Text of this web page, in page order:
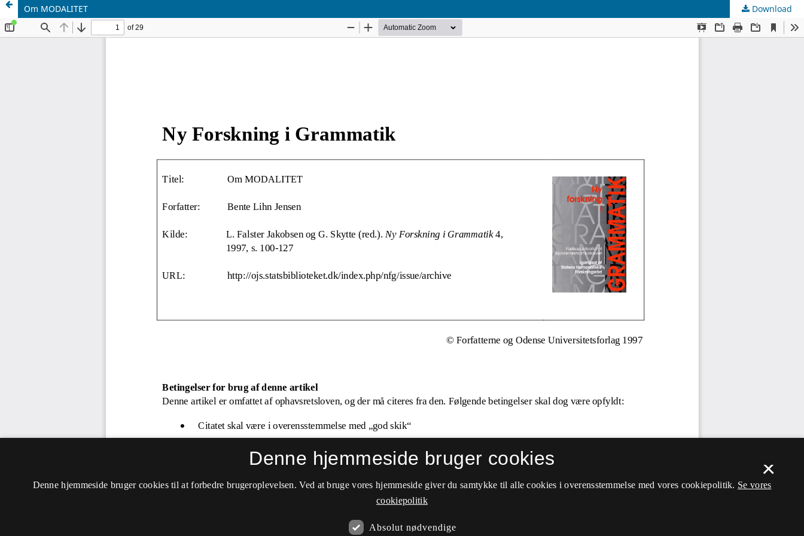
Om MODALITET Download
×
Denne hjemmeside bruger cookies
Denne hjemmeside bruger cookies til at forbedre brugeroplevelsen. Ved at bruge vores hjemmeside giver du samtykke til alle cookies i overensstemmelse med vores cookiepolitik. Se vores
cookiepolitik
Absolut nødvendige